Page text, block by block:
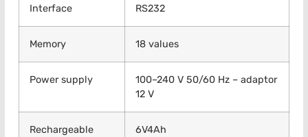
Interface RS232
Memory 18 values
Power supply
100–240 V 50/60 Hz – adaptor
12 V
Rechargeable
6V4Ah